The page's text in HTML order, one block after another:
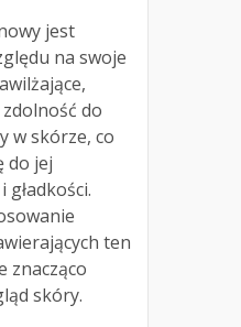
jest
na swoje
do
w skórze, co
do jej
gładkości.
ten
znacząco
skóry.